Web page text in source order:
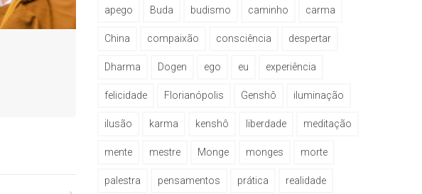
apego Buda budismo caminho carma
China compaixão consciência despertar
Dharma Dogen ego eu experiência
felicidade Florianópolis Genshô iluminação
ilusão karma kenshô liberdade meditação
mente mestre Monge monges morte
palestra pensamentos prática realidade